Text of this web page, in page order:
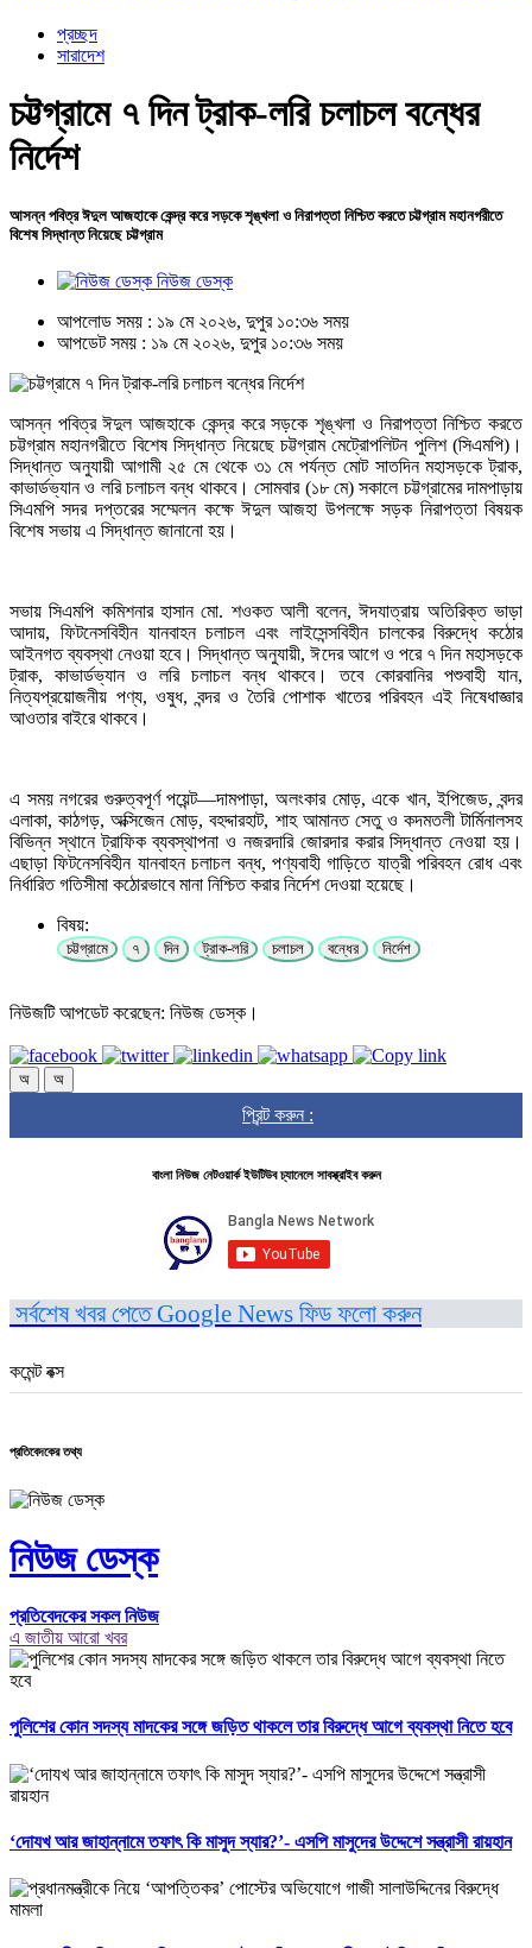
প্রচ্ছদ
সারাদেশ
চট্টগ্রামে ৭ দিন ট্রাক-লরি চলাচল বন্ধের
নির্দেশ
আসন্ন পবিত্র ঈদুল আজহাকে কেন্দ্র করে সড়কে শৃঙ্খলা ও নিরাপত্তা নিশ্চিত করতে চট্টগ্রাম মহানগরীতে
বিশেষ সিদ্ধান্ত নিয়েছে চট্টগ্রাম
নিউজ ডেস্ক
আপলোড সময় : ১৯ মে ২০২৬, দুপুর ১০:৩৬ সময়
আপডেট সময় : ১৯ মে ২০২৬, দুপুর ১০:৩৬ সময়
আসন্ন পবিত্র ঈদুল আজহাকে কেন্দ্র করে সড়কে শৃঙ্খলা ও নিরাপত্তা নিশ্চিত করতে
চট্টগ্রাম মহানগরীতে বিশেষ সিদ্ধান্ত নিয়েছে চট্টগ্রাম মেট্রোপলিটন পুলিশ (সিএমপি)।
সিদ্ধান্ত অনুযায়ী আগামী ২৫ মে থেকে ৩১ মে পর্যন্ত মোট সাতদিন মহাসড়কে ট্রাক,
কাভার্ডভ্যান ও লরি চলাচল বন্ধ থাকবে। সোমবার (১৮ মে) সকালে চট্টগ্রামের দামপাড়ায়
সিএমপি সদর দপ্তরের সম্মেলন কক্ষে ঈদুল আজহা উপলক্ষে সড়ক নিরাপত্তা বিষয়ক
বিশেষ সভায় এ সিদ্ধান্ত জানানো হয়।
সভায় সিএমপি কমিশনার হাসান মো. শওকত আলী বলেন, ঈদযাত্রায় অতিরিক্ত ভাড়া
আদায়, ফিটনেসবিহীন যানবাহন চলাচল এবং লাইসেন্সবিহীন চালকের বিরুদ্ধে কঠোর
আইনগত ব্যবস্থা নেওয়া হবে। সিদ্ধান্ত অনুযায়ী, ঈদের আগে ও পরে ৭ দিন মহাসড়কে
ট্রাক, কাভার্ডভ্যান ও লরি চলাচল বন্ধ থাকবে। তবে কোরবানির পশুবাহী যান,
নিত্যপ্রয়োজনীয় পণ্য, ওষুধ, বন্দর ও তৈরি পোশাক খাতের পরিবহন এই নিষেধাজ্ঞার
আওতার বাইরে থাকবে।
এ সময় নগরের গুরুত্বপূর্ণ পয়েন্ট—দামপাড়া, অলংকার মোড়, একে খান, ইপিজেড, বন্দর
এলাকা, কাঠগড়, অক্সিজেন মোড়, বহদ্দারহাট, শাহ আমানত সেতু ও কদমতলী টার্মিনালসহ
বিভিন্ন স্থানে ট্রাফিক ব্যবস্থাপনা ও নজরদারি জোরদার করার সিদ্ধান্ত নেওয়া হয়।
এছাড়া ফিটনেসবিহীন যানবাহন চলাচল বন্ধ, পণ্যবাহী গাড়িতে যাত্রী পরিবহন রোধ এবং
নির্ধারিত গতিসীমা কঠোরভাবে মানা নিশ্চিত করার নির্দেশ দেওয়া হয়েছে।
বিষয়:
চট্টগ্রামে ৭ দিন ট্রাক-লরি চলাচল বন্ধের নির্দেশ
নিউজটি আপডেট করেছেন: নিউজ ডেস্ক।
অ অ
প্রিন্ট করুন :
বাংলা নিউজ নেটওয়ার্ক ইউটিউব চ্যানেলে সাবস্ক্রাইব করুন
সর্বশেষ খবর পেতে Google News ফিড ফলো করুন
কমেন্ট বক্স
প্রতিবেদকের তথ্য
নিউজ ডেস্ক
প্রতিবেদকের সকল নিউজ
এ জাতীয় আরো খবর
পুলিশের কোন সদস্য মাদকের সঙ্গে জড়িত থাকলে তার বিরুদ্ধে আগে ব্যবস্থা নিতে হবে
‘দোযখ আর জাহান্নামে তফাৎ কি মাসুদ স্যার?’- এসপি মাসুদের উদ্দেশে সন্ত্রাসী রায়হান